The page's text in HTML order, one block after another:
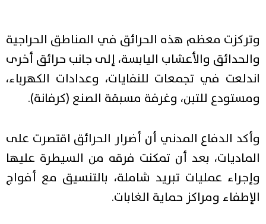
وتركزت معظم هذه الحرائق في المناطق الحراجية
والحدائق والأعشاب اليابسة، إلى جانب حرائق أخرى
اندلعت في تجمعات للنفايات، وعدادات الكهرباء،
ومستودع للتبن، وغرفة مسبقة الصنع (كرفانة).
وأكد الدفاع المدني أن أضرار الحرائق اقتصرت على
الماديات، بعد أن تمكنت فرقه من السيطرة عليها
وإجراء عمليات تبريد شاملة، بالتنسيق مع أفواج
الإطفاء ومراكز حماية الغابات.